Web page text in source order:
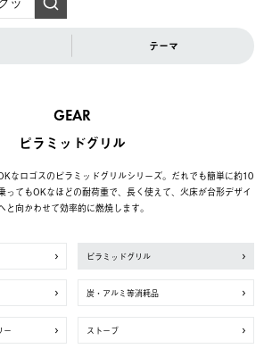
テーマ
GEAR
ピラミッドグリル
なロゴスのピラミッドグリルシリーズ。だれでも簡単に約10
ってもOKなほどの耐荷重で、長く使えて、火床が台形デザイ
と向かわせて効率的に燃焼します。
ピラミッドグリル
炭・アルミ等消耗品
ー ストーブ